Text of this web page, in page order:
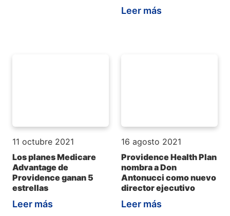
Leer más
11 octubre 2021
Los planes Medicare
Advantage de
Providence ganan 5
estrellas
Leer más
16 agosto 2021
Providence Health Plan
nombra a Don
Antonucci como nuevo
director ejecutivo
Leer más